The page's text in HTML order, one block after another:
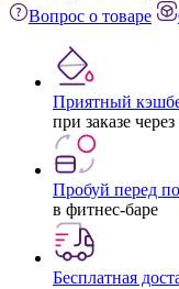
Вопрос о товаре
Приятный
при заказе
Пробуй перед
в фитнес-баре
Бесплатная